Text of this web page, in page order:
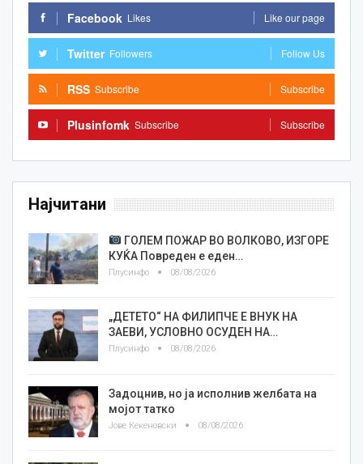
Facebook Likes Like our page
Twitter Followers Follow Us
RSS Subscribe Subscribe
Plusinfomk Subscribe Subscribe
Најчитани
ГОЛЕМ ПОЖАР ВО ВОЛКОВО, ИЗГОРЕ
КУЌА Повреден е еден…
Плусинфо 08/08/2026
„ДЕТЕТО“ НА ФИЛИПЧЕ Е ВНУК НА
ЗАЕВИ, УСЛОВНО ОСУДЕН НА…
Плусинфо 08/08/2026
Задоцнив, но ја исполнив желбата на
мојот татко
Јове Кекеновски 08/08/2026